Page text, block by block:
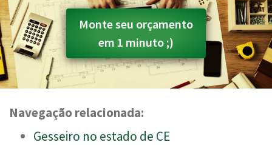
Monte seu orçamento
em 1 minuto ;)
Navegação relacionada:
Gesseiro no estado de CE